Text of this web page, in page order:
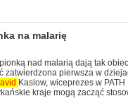
na malarię
nad malarią dają tak
zatwierdzona pierwsza w
Kaslow, wiceprezes w PATH
kraje mogą zacząć